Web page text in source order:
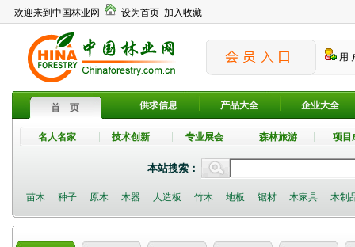
欢迎来到中国林业网 设为首页 加入收藏
用
首 页 供求信息 产品大全 企业大全
名人名家 技术创新 专业展会 森林旅游 项目
本站搜索：
苗木 种子 原木 木器 人造板 竹木 地板 锯材 木家具 木制